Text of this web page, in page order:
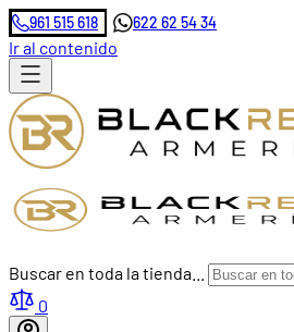
961 515 618 622 62 54 34
Ir al contenido
Buscar en toda la tienda...
0